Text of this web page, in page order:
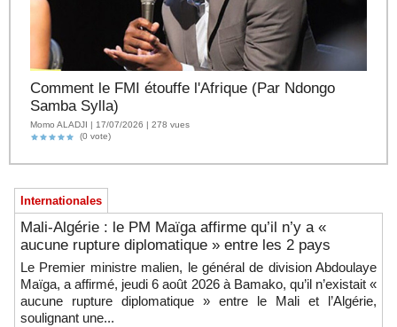
Comment le FMI étouffe l'Afrique (Par Ndongo
Samba Sylla)
Momo ALADJI | 17/07/2026 | 278 vues
(0 vote)
Internationales
Mali-Algérie : le PM Maïga affirme qu’il n’y a «
aucune rupture diplomatique » entre les 2 pays
Le Premier ministre malien, le général de division Abdoulaye
Maïga, a affirmé, jeudi 6 août 2026 à Bamako, qu’il n’existait «
aucune rupture diplomatique » entre le Mali et l’Algérie,
soulignant une...